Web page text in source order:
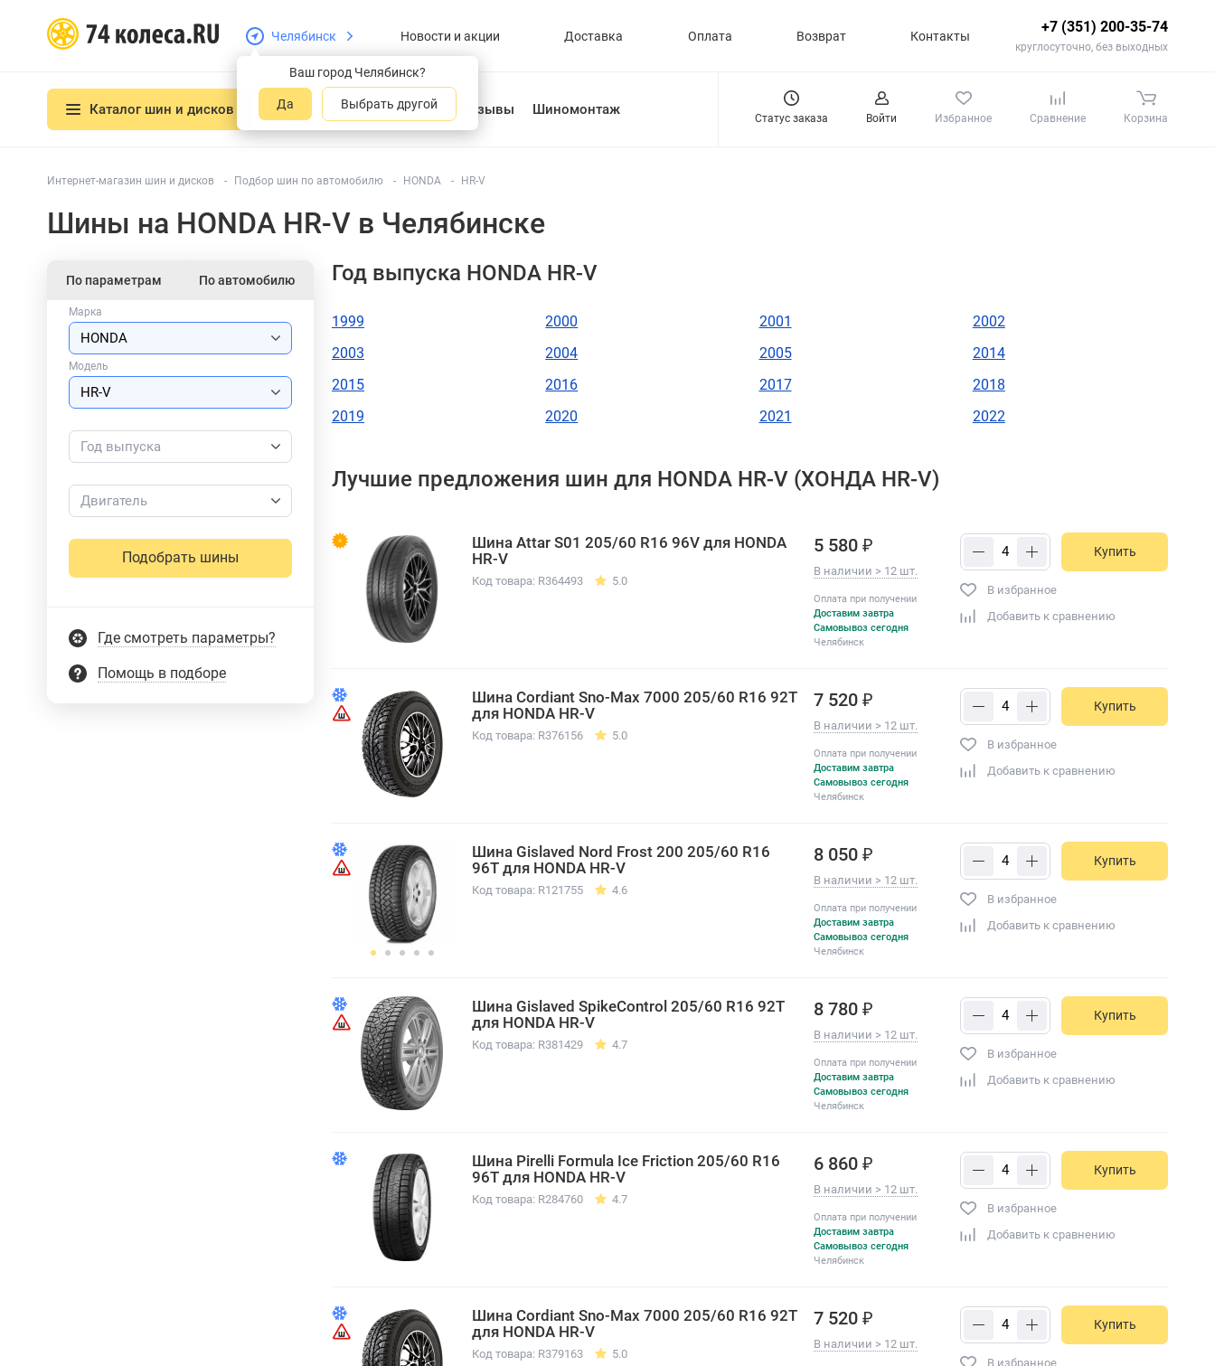
Челябинск
Ваш город Челябинск?
Да Выбрать другой
Новости и акции Доставка Оплата Возврат Контакты
+7 (351) 200-35-74
круглосуточно, без выходных
Каталог шин и дисков О нас Отзывы Шиномонтаж
Статус заказа Войти Избранное Сравнение Корзина
Интернет-магазин шин и дисков Подбор шин по автомобилю HONDA HR-V
Шины на HONDA HR-V в Челябинске
По параметрам По автомобилю
Марка
Модель
Год выпуска
Двигатель
Подобрать шины
Где смотреть параметры?
Помощь в подборе
Год выпуска HONDA HR-V
1999 2000 2001
2002
2003
2004 2005
2014
2015
2016 2017
2018
2019
2020 2021 2022
Лучшие предложения шин для HONDA HR-V (ХОНДА HR-V)
Шина Attar S01 205/60 R16 96V для HONDA
HR-V
Код товара: R364493 5.0
5 580 ₽
В наличии > 12 шт.
Оплата при получении
Доставим завтра
Самовывоз сегодня
Челябинск
Купить
В избранное
Добавить к сравнению
Шина Cordiant Sno-Max 7000 205/60 R16 92T
для HONDA HR-V
Код товара: R376156 5.0
7 520 ₽
В наличии > 12 шт.
Оплата при получении
Доставим завтра
Самовывоз сегодня
Челябинск
Купить
В избранное
Добавить к сравнению
Шина Gislaved Nord Frost 200 205/60 R16
96T для HONDA HR-V
Код товара: R121755 4.6
8 050 ₽
В наличии > 12 шт.
Оплата при получении
Доставим завтра
Самовывоз сегодня
Челябинск
Купить
В избранное
Добавить к сравнению
Шина Gislaved SpikeControl 205/60 R16 92T
для HONDA HR-V
Код товара: R381429 4.7
8 780 ₽
В наличии > 12 шт.
Оплата при получении
Доставим завтра
Самовывоз сегодня
Челябинск
Купить
В избранное
Добавить к сравнению
Шина Pirelli Formula Ice Friction 205/60 R16
96T для HONDA HR-V
Код товара: R284760 4.7
6 860 ₽
В наличии > 12 шт.
Оплата при получении
Доставим завтра
Самовывоз сегодня
Челябинск
Купить
В избранное
Добавить к сравнению
Шина Cordiant Sno-Max 7000 205/60 R16 92T
для HONDA HR-V
Код товара: R379163 5.0
7 520 ₽
В наличии > 12 шт.
Купить
В избранное